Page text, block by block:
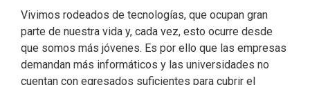
Vivimos rodeados de tecnologías, que ocupan gran
parte de nuestra vida y, cada vez, esto ocurre desde
que somos más jóvenes. Es por ello que las empresas
demandan más informáticos y las universidades no
cuentan con egresados suficientes para cubrir el